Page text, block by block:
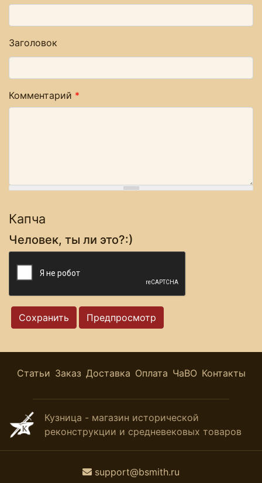
Заголовок
Комментарий *
Капча
Человек, ты ли это?:)
Статьи Заказ Доставка Оплата ЧаВО Контакты
Кузница - магазин исторической
реконструкции и средневековых товаров
support@bsmith.ru